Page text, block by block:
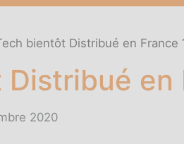
bientôt Distribué en France
en
2020